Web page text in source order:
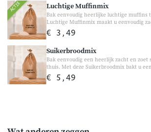
ACTIE Luchtige Muffinmix
Bak eenvoudig heerlijke luchtige muffins
Luchtige Muffinmix maakt u eenvoudig
muffins die perfect zijn voor bij de koffie,
of als lekkere traktatie tussendoor. Voeg
voor uw eigen variatie.
€ 3,49
Suikerbroodmix
Bak eenvoudig een heerlijk zacht en zoet
thuis. Met deze Suikerbroodmix bakt u
luchtig suikerbrood met heerlijke
voor bij het ontbijt, de koffie of als
€ 5,49